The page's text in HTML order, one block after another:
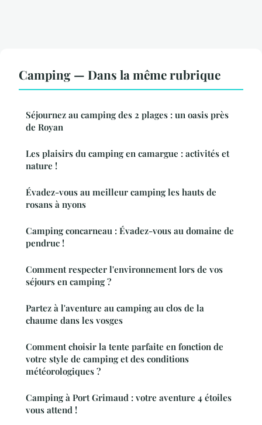
Camping — Dans la même rubrique
Séjournez au camping des 2 plages : un oasis près
de Royan
Les plaisirs du camping en camargue : activités et
nature !
Évadez-vous au meilleur camping les hauts de
rosans à nyons
Camping concarneau : Évadez-vous au domaine de
pendruc !
Comment respecter l'environnement lors de vos
séjours en camping ?
Partez à l'aventure au camping au clos de la
chaume dans les vosges
Comment choisir la tente parfaite en fonction de
votre style de camping et des conditions
météorologiques ?
Camping à Port Grimaud : votre aventure 4 étoiles
vous attend !